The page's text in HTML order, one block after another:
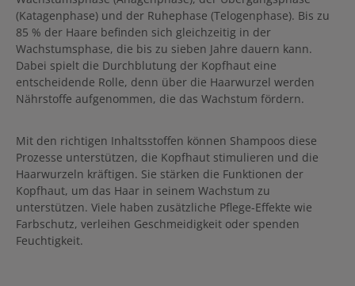
(Katagenphase) und der Ruhephase (Telogenphase). Bis zu
85 % der Haare befinden sich gleichzeitig in der
Wachstumsphase, die bis zu sieben Jahre dauern kann.
Dabei spielt die Durchblutung der Kopfhaut eine
entscheidende Rolle, denn über die Haarwurzel werden
Nährstoffe aufgenommen, die das Wachstum fördern.
Mit den richtigen Inhaltsstoffen können Shampoos diese
Prozesse unterstützen, die Kopfhaut stimulieren und die
Haarwurzeln kräftigen. Sie stärken die Funktionen der
Kopfhaut, um das Haar in seinem Wachstum zu
unterstützen. Viele haben zusätzliche Pflege-Effekte wie
Farbschutz, verleihen Geschmeidigkeit oder spenden
Feuchtigkeit.